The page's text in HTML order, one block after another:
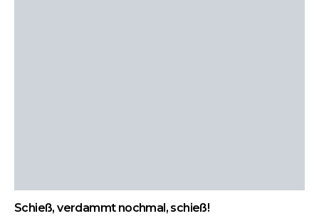
Schieß, verdammt nochmal, schieß!